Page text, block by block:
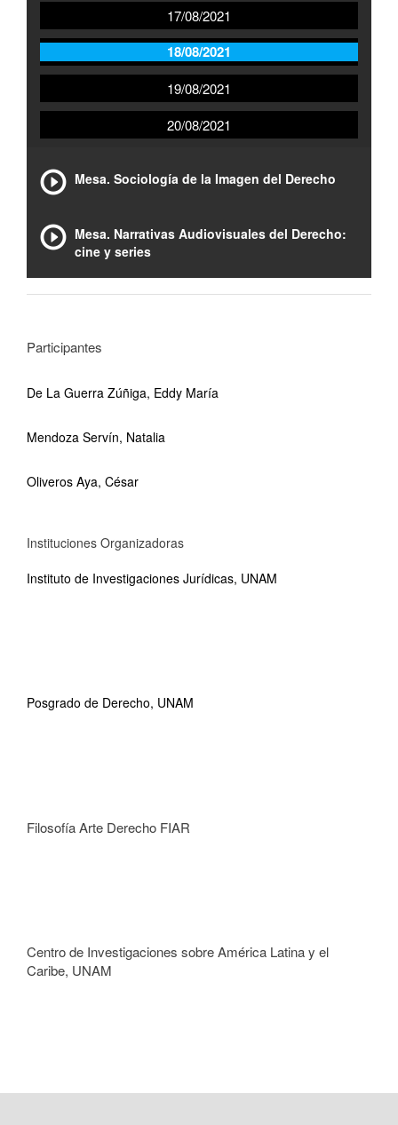
17/08/2021
18/08/2021
19/08/2021
20/08/2021
Mesa. Sociología de la Imagen del Derecho
Mesa. Narrativas Audiovisuales del Derecho:
cine y series
Participantes
De La Guerra Zúñiga, Eddy María
Mendoza Servín, Natalia
Oliveros Aya, César
Instituciones Organizadoras
Instituto de Investigaciones Jurídicas, UNAM
Posgrado de Derecho, UNAM
Filosofía Arte Derecho FIAR
Centro de Investigaciones sobre América Latina y el
Caribe, UNAM